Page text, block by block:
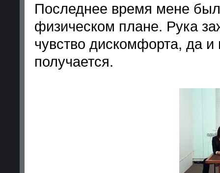
Последнее время мене
физическом плане. Рука
чувство дискомфорта, да и
получается.